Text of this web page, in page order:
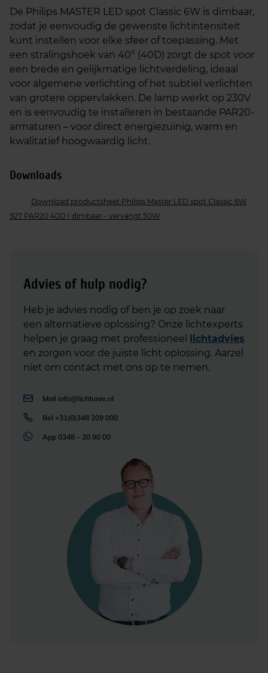
De Philips MASTER LED spot Classic 6W is dimbaar,
zodat je eenvoudig de gewenste lichtintensiteit
kunt instellen voor elke sfeer of toepassing. Met
een stralingshoek van 40° (40D) zorgt de spot voor
een brede en gelijkmatige lichtverdeling, ideaal
voor algemene verlichting of het subtiel verlichten
van grotere oppervlakken. De lamp werkt op 230V
en is eenvoudig te installeren in bestaande PAR20-
armaturen – voor direct energiezuinig, warm en
kwalitatief hoogwaardig licht.
Downloads
Download productsheet Philips Master LED spot Classic 6W
927 PAR20 40D | dimbaar - vervangt 50W
Advies of hulp nodig?
Heb je advies nodig of ben je op zoek naar
een alternatieve oplossing? Onze lichtexperts
helpen je graag met professioneel lichtadvies
en zorgen voor de juiste licht oplossing. Aarzel
niet om contact met ons op te nemen.
Mail info@lichtunie.nl
Bel +31(0)348 209 000
App 0348 – 20 90 00